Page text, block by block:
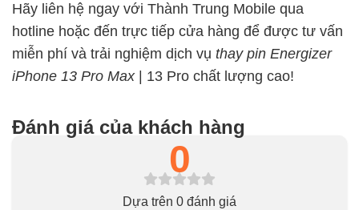
Hãy liên hệ ngay với Thành Trung Mobile qua
hotline hoặc đến trực tiếp cửa hàng để được tư vấn
miễn phí và trải nghiệm dịch vụ thay pin Energizer
iPhone 13 Pro Max| 13 Pro chất lượng cao!
Đánh giá của khách hàng
0
Dựa trên 0 đánh giá